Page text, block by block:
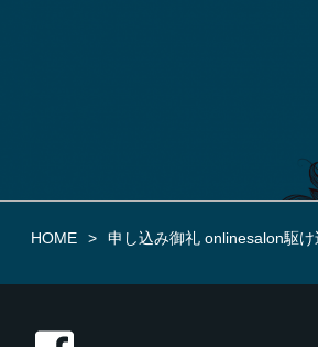
HOME 申し込み御礼 onlinesalon駆